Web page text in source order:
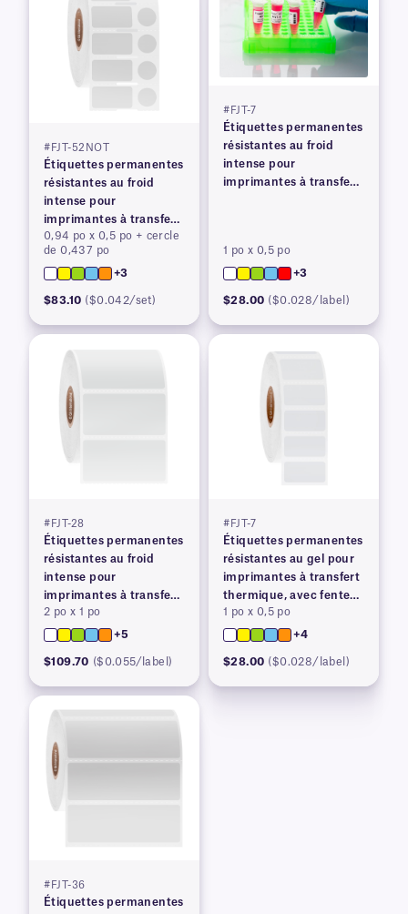
#FJT-52NOT
Étiquettes permanentes
résistantes au froid
intense pour
imprimantes à transfert
thermique
0,94 po x 0,5 po + cercle
de 0,437 po
+3
$83.10 ($0.042/set)
#FJT-7
Étiquettes permanentes
résistantes au froid
intense pour
imprimantes à transfert
1 po x 0,5 po
+3
$28.00 ($0.028/label)
#FJT-28
Étiquettes permanentes
résistantes au froid
intense pour
imprimantes à transfert
thermique
2 po x 1 po
+5
$109.70 ($0.055/label)
#FJT-7
Étiquettes permanentes
résistantes au gel pour
imprimantes à transfert
thermique, avec fente
arrière
1 po x 0,5 po
+4
$28.00 ($0.028/label)
#FJT-36
Étiquettes permanentes